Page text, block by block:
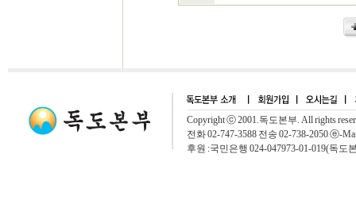
Copyright ⓒ 2001.독도본부. All rights
전화 02-747-3588 전송 02-738-2050 ⓔ-
후원 :국민은행 024-047973-01-019(독도